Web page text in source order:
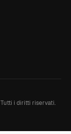
Tutti i diritti riservati.